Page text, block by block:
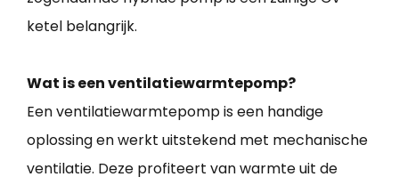
ketel belangrijk.
Wat is een ventilatiewarmtepomp?
Een ventilatiewarmtepomp is een handige
oplossing en werkt uitstekend met mechanische
ventilatie. Deze profiteert van warmte uit de